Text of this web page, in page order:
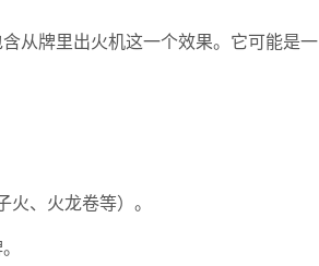
从牌里出火机这一个效果。它可能是一
、火龙卷等）。